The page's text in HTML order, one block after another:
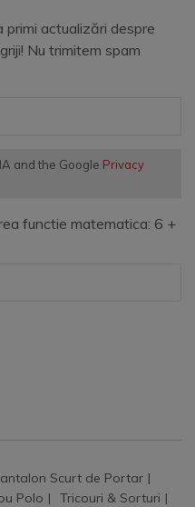
actualizări despre
Nu trimitem spam
and the Google Privacy
functie matematica: 6 +
Scurt de Portar
Polo
Tricouri & Sorturi